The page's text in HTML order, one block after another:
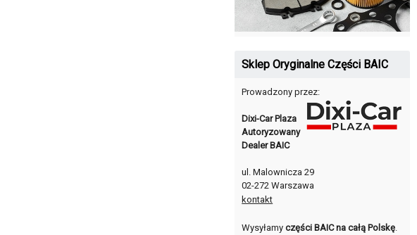
Sklep Oryginalne Części BAIC
Prowadzony przez:
Dixi-Car Plaza
Autoryzowany
Dealer BAIC
ul. Malownicza 29
02-272 Warszawa
kontakt
Wysyłamyczęści BAIC na całą Polskę.